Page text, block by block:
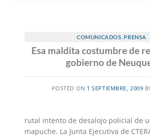
COMUNICADOS ,PRENSA
Esa maldita costumbre de
gobierno de
POSTED ON 1 SEPTIEMBRE, 2009
rutal intento de desalojo policial de
mapuche. La Junta Ejecutiva de